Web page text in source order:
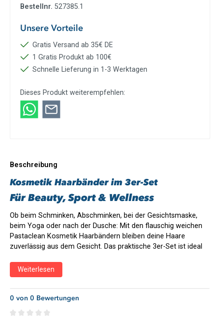
Bestellnr. 527385.1
Unsere Vorteile
Gratis Versand ab 35€ DE
1 Gratis Produkt ab 100€
Schnelle Lieferung in 1-3 Werktagen
Dieses Produkt weiterempfehlen:
Beschreibung
Kosmetik Haarbänder im 3er-Set
Für Beauty, Sport & Wellness
Ob beim Schminken, Abschminken, bei der Gesichtsmaske,
beim Yoga oder nach der Dusche: Mit den flauschig weichen
Pastaclean Kosmetik Haarbändern bleiben deine Haare
zuverlässig aus dem Gesicht. Das praktische 3er-Set ist ideal
Momente und aktive Sporteinheiten.
Deine Vorteile auf einen Blick
Praktisches 3er-Set für Beauty, Sport, Spa und Wellness
Weiterlesen
0 von 0 Bewertungen